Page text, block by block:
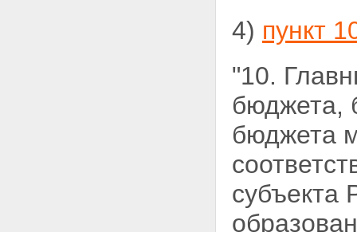
4) пункт
"10.
бюджета,
бюджета
субъекта